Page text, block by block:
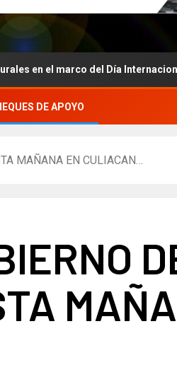
marco del Día Internacional de los
DE APOYO
MAÑANA EN CULIACAN…